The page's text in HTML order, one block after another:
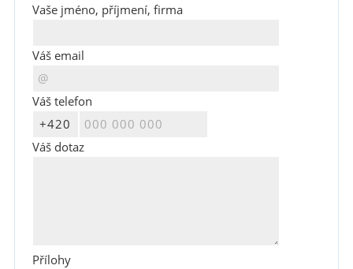
Vaše jméno, příjmení, firma
Váš email
Váš telefon
Váš dotaz
Přílohy